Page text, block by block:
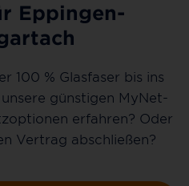
Eppingen-
100 % Glasfaser bis ins
günstigen MyNet-
erfahren? Oder
Vertrag abschließen?